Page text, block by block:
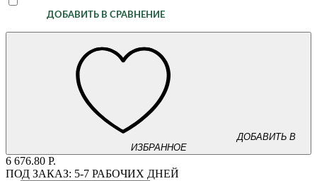
ДОБАВИТЬ В СРАВНЕНИЕ
ДОБАВИТЬ В
ИЗБРАННОЕ
6 676.80 Р.
ПОД ЗАКАЗ: 5-7 РАБОЧИХ ДНЕЙ